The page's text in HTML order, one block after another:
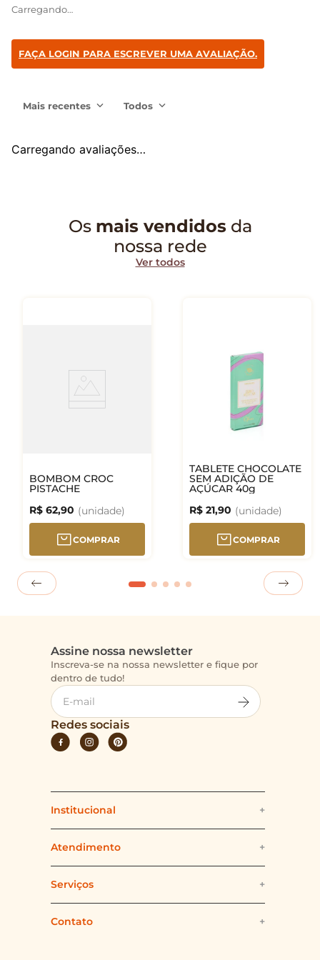
Carregando…
FAÇA LOGIN PARA ESCREVER UMA AVALIAÇÃO.
Mais recentes Todos
Carregando avaliações…
Os mais vendidosda
nossa rede
Ver todos
BOMBOM CROC
PISTACHE
R$ 62,90
COMPRAR
TABLETE CHOCOLATE
SEM ADIÇÃO DE
AÇÚCAR 40g
R$ 21,90
COMPRAR
Assine nossa newsletter
Inscreva-se na nossa newsletter e fique por
dentro de tudo!
Redes sociais
Institucional +
Atendimento +
Serviços +
Contato +